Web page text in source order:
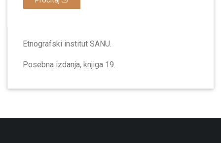
Etnografski institut SANU.
Posebna izdanja, knjiga 19.